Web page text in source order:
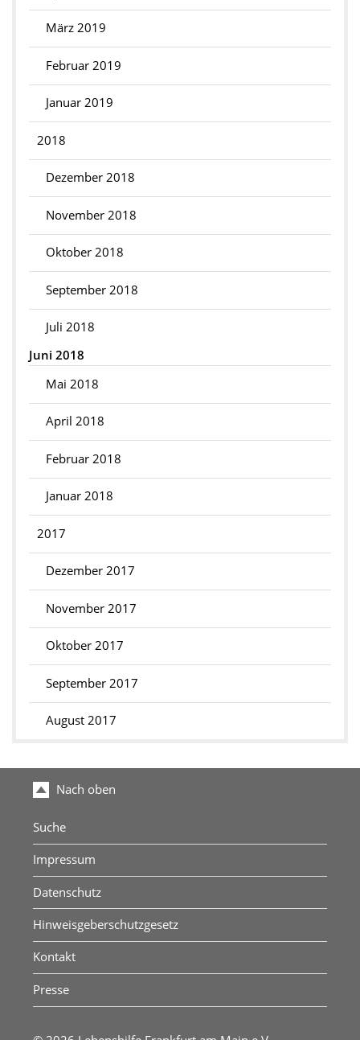
März 2019
Februar 2019
Januar 2019
2018
Dezember 2018
November 2018
Oktober 2018
September 2018
Juli 2018
Juni 2018
Mai 2018
April 2018
Februar 2018
Januar 2018
2017
Dezember 2017
November 2017
Oktober 2017
September 2017
August 2017
Nach oben
Suche
Impressum
Datenschutz
Hinweisgeberschutzgesetz
Kontakt
Presse